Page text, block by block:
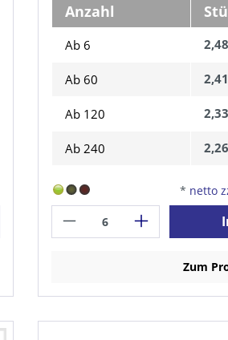
Anzahl
Ab 6
Ab 60
Ab 120
Ab 240
* netto
Zum